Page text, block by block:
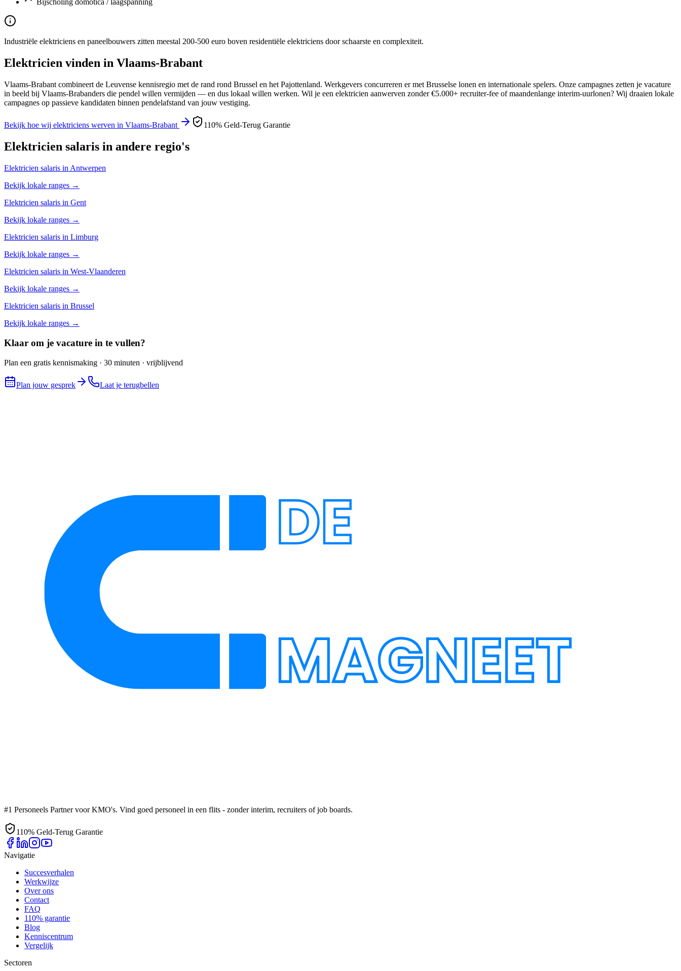
Bijscholing domotica / laagspanning
Industriële elektriciens en paneelbouwers zitten meestal 200-500 euro boven residentiële elektriciens door schaarste en complexiteit.
Elektricien vinden in Vlaams-Brabant
Vlaams-Brabant combineert de Leuvense kennisregio met de rand rond Brussel en het Pajottenland. Werkgevers concurreren er met Brusselse lonen en internationale spelers. Onze campagnes zetten je vacature
in beeld bij Vlaams-Brabanders die pendel willen vermijden — en dus lokaal willen werken. Wil je een elektricien aanwerven zonder €5.000+ recruiter-fee of maandenlange interim-uurlonen? Wij draaien lokale
campagnes op passieve kandidaten binnen pendelafstand van jouw vestiging.
Bekijk hoe wij elektriciens werven in Vlaams-Brabant 110% Geld-Terug Garantie
Elektricien salaris in andere regio's
Elektricien salaris in Antwerpen
Bekijk lokale ranges →
Elektricien salaris in Gent
Bekijk lokale ranges →
Elektricien salaris in Limburg
Bekijk lokale ranges →
Elektricien salaris in West-Vlaanderen
Bekijk lokale ranges →
Elektricien salaris in Brussel
Bekijk lokale ranges →
Klaar om je vacature in te vullen?
Plan een gratis kennismaking · 30 minuten · vrijblijvend
Plan jouw gesprek Laat je terugbellen
#1 Personeels Partner voor KMO's. Vind goed personeel in een flits - zonder interim, recruiters of job boards.
110% Geld-Terug Garantie
Navigatie
Succesverhalen
Werkwijze
Over ons
Contact
FAQ
110% garantie
Blog
Kenniscentrum
Vergelijk
Sectoren